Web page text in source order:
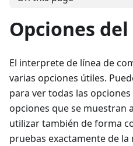
Opciones del
El interprete de línea de
varias opciones útiles.
para ver todas las
opciones que se muestran
utilizar también de forma
pruebas exactamente de la